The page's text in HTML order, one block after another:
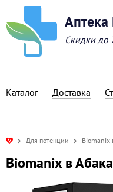
Скидки до
Каталог Доставка
Для потенции Biomanix
Biomanix в